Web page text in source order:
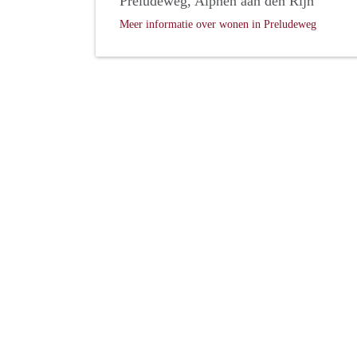
Meer informatie over wonen in Preludeweg